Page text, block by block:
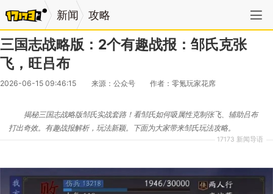
新闻 攻略
三国志战略版：2个有趣战报：邹氏克张
飞，旺吕布
2026-06-15 09:46:15 来源：公众号 作者：零氪玩家花席
17173 新闻导语
揭秘三国志战略版邹氏实战套路！看邹氏如何吸属性克制张飞、辅助吕布
打出奇效。有趣战报解析，玩法新颖。下面为大家带来邹氏玩法攻略。